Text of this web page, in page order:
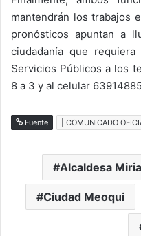
mantendrán los trabajos
pronósticos apuntan a
ciudadanía que
Servicios Públicos a los
8 a 3 y al celular
Fuente | COMUNICADO
Alcaldesa
Ciudad Meoqui